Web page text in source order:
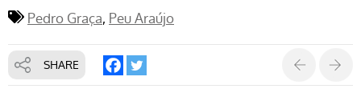
Pedro Graça Peu Araújo
SHARE